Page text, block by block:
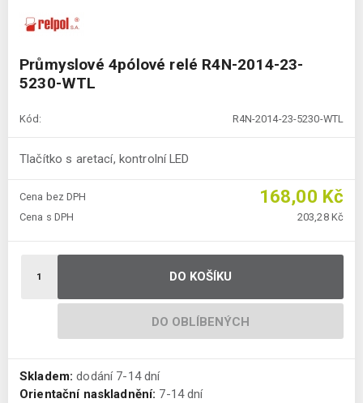
Průmyslové 4pólové relé R4N-2014-23-
5230-WTL
Kód: R4N-2014-23-5230-WTL
Tlačítko s aretací, kontrolní LED
Cena bez DPH 168,00 Kč
Cena s DPH 203,28 Kč
DO KOŠÍKU
DO OBLÍBENÝCH
Skladem: dodání 7-14 dní
Orientační naskladnění: 7-14 dní